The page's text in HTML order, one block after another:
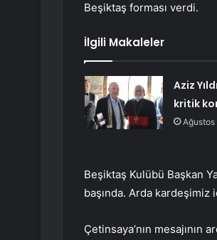
Beşiktaş forması verdi.
İlgili Makaleler
Aziz
kritik
Ağustos
Beşiktaş Kulübü Başkan
başında. Arda kardeşimiz
Çetinsaya’nın